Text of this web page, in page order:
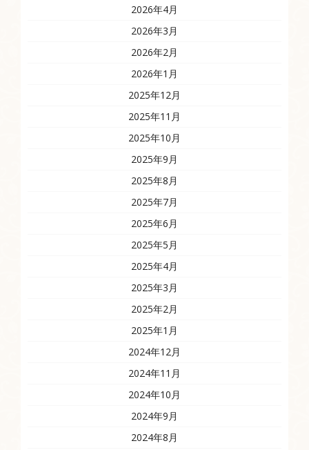
2026年4月
2026年3月
2026年2月
2026年1月
2025年12月
2025年11月
2025年10月
2025年9月
2025年8月
2025年7月
2025年6月
2025年5月
2025年4月
2025年3月
2025年2月
2025年1月
2024年12月
2024年11月
2024年10月
2024年9月
2024年8月